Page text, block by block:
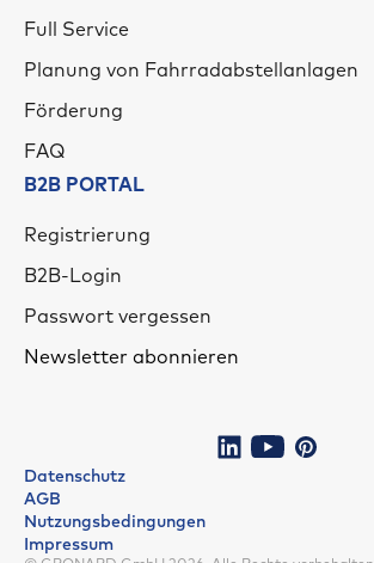
Full Service
Planung von Fahrradabstellanlagen
Förderung
FAQ
B2B PORTAL
Registrierung
B2B-Login
Passwort vergessen
Newsletter abonnieren
Datenschutz
AGB
Nutzungsbedingungen
Impressum